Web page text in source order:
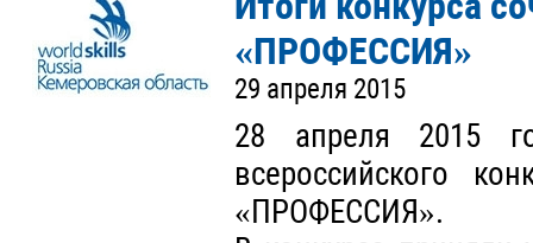
«ПРОФЕССИЯ»
29 апреля 2015
28 апреля 2015
всероссийского
«ПРОФЕССИЯ».